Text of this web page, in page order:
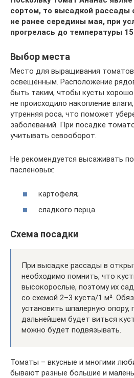
сортом, то высадкой рассады
не ранее середины мая, при
прогрелась до температуры
Выбор места
Место для выращивания
освещённым. Расположение
быть таким, чтобы кусты
не происходило накопление
утренняя роса, что поможет
заболеваний. При посадке
учитывать севооборот.
Не рекомендуется высаживать
паслёновых:
картофеля;
сладкого перца.
Схема посадки
При высадке рассады в
необходимо помнить, что
высокорослые, поэтому их
со схемой 2–3 куста/1 м².
установить шпалерную опору,
дальнейшем будет виться
можно будет подвязывать.
Томаты – вкусные и многими
бывают разные большие и